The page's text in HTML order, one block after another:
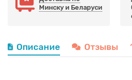
Минску и Беларуси
Описание Отзывы